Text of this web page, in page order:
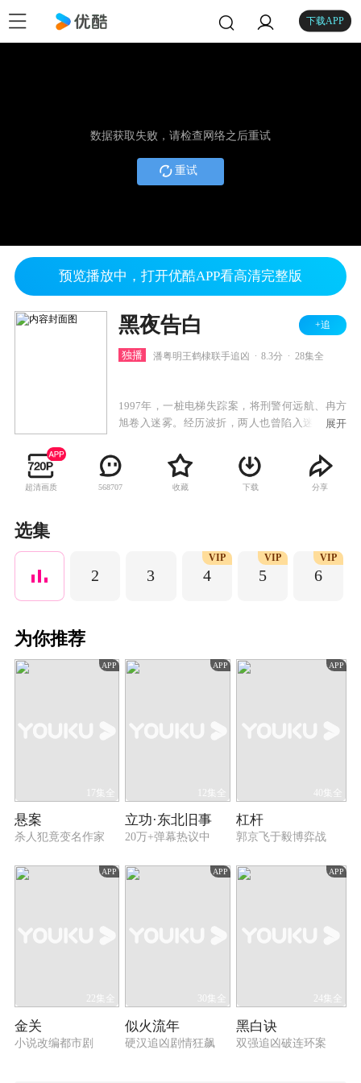
下载APP
数据获取失败，请检查网络之后重试
重试
预览播放中，打开优酷APP看高清完整版
黑夜告白 +追
独播 潘粤明王鹤棣联手追凶 8.3分 28集全
1997年，一桩电梯失踪案，将刑警何远航、冉方
旭卷入迷雾。经历波折，两人也曾陷入迷茫与怀
坚守正义，以乐观坚韧化解磨难。
展开
超清画质 568707 收藏 下载 分享
选集
2 3 4
VIP
5
VIP
6
VIP
为你推荐
APP
17集全
悬案
杀人犯竟变名作家
APP
12集全
立功·东北旧事
20万+弹幕热议中
APP
40集全
杠杆
郭京飞于毅博弈战
APP
22集全
金关
小说改编都市剧
APP
30集全
似火流年
硬汉追凶剧情狂飙
APP
24集全
黑白诀
双强追凶破连环案